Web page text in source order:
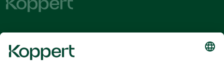
Λάβετε τα τελευταία νέα και